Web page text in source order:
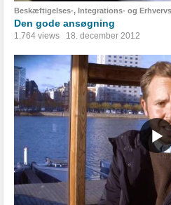
Beskæftigelses-, Integrations- og
Den gode ansøgning
1.764 views 18. december 2012